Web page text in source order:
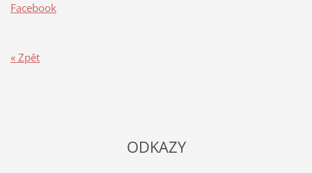
Facebook
« Zpět
ODKAZY